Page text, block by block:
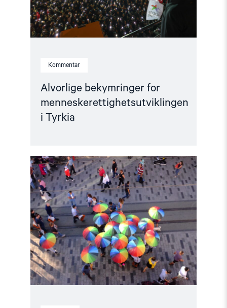
Kommentar
Alvorlige bekymringer for
menneskerettighetsutviklingen
i Tyrkia
Read
article
"Felles
uttalelse
om
ny
anti-
lhbtiq+-
lov
og
angrep
på
menneskerettighetsforkjempere
i
Tyrkia"